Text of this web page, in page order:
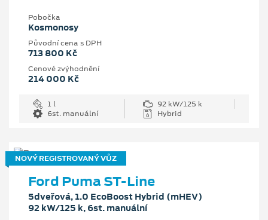
Pobočka
Kosmonosy
Původní cena s DPH
713 800 Kč
Cenové zvýhodnění
214 000 Kč
1 l
92 kW/125 k
6st. manuální
Hybrid
NOVÝ REGISTROVANÝ VŮZ
Ford Puma ST-Line
5dveřová, 1.0 EcoBoost Hybrid (mHEV)
92 kW/125 k, 6st. manuální